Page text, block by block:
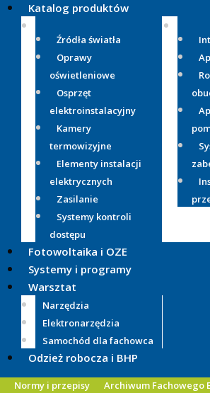
Katalog produktów
Źródła światła
Oprawy
oświetleniowe
Osprzęt
elektroinstalacyjny
Kamery
termowizyjne
Elementy instalacji
elektrycznych
Zasilanie
Systemy kontroli
dostępu
Fotowoltaika i OZE
Systemy i programy
Warsztat
Narzędzia
Elektronarzędzia
Samochód dla fachowca
Odzież robocza i BHP
Normy i przepisy
Archiwum Fachowego